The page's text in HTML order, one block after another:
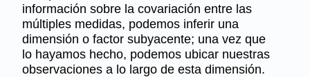
información sobre la covariación entre las
múltiples medidas, podemos inferir una
dimensión o factor subyacente; una vez que
lo hayamos hecho, podemos ubicar nuestras
observaciones a lo largo de esta dimensión.